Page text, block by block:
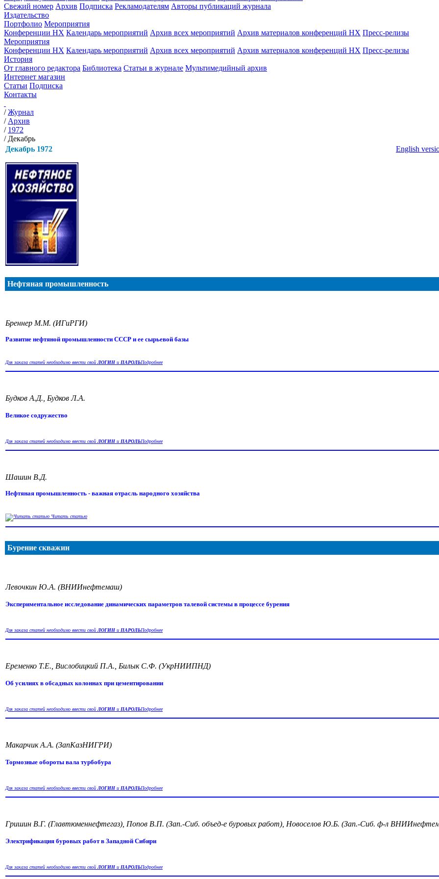
Свежий номер Архив Подписка Рекламодателям Авторы публикаций журнала
Издательство
Портфолио Мероприятия
Конференции НХ Календарь мероприятий Архив всех мероприятий Архив материалов конференций НХ Пресс-релизы
Мероприятия
Конференции НХ Календарь мероприятий Архив всех мероприятий Архив материалов конференций НХ Пресс-релизы
История
От главного редактора Библиотека Статьи в журнале Мультимедийный архив
Интернет магазин
Статьи Подписка
Контакты
/Журнал
/ Архив
/ 1972
/ Декабрь
Декабрь 1972
English
Нефтяная промышленность
Бреннер М.М. (ИГиРГИ)
Развитие нефтяной промышленности СССР и ее сырьевой базы
Для заказа статей необходимо ввести свойЛОГИН и ПАРОЛЬПодробнее
Будков А.Д., Будков Л.А.
Великое содружество
Для заказа статей необходимо ввести свойЛОГИН и ПАРОЛЬПодробнее
Шашин В.Д.
Нефтяная промышленность - важная отрасль народного хозяйства
Читать статью
Бурение скважин
Левочкин Ю.А. (ВНИИнефтемаш)
Экспериментальное исследование динамических параметров талевой системы в процессе бурения
Для заказа статей необходимо ввести свойЛОГИН и ПАРОЛЬПодробнее
Еременко Т.Е., Вислобицкий П.А., Билык С.Ф. (УкрНИИПНД)
Об усилиях в обсадных колоннах при цементировании
Для заказа статей необходимо ввести свойЛОГИН и ПАРОЛЬПодробнее
Макарчик А.А. (ЗапКазНИГРИ)
Тормозные обороты вала турбобура
Для заказа статей необходимо ввести свойЛОГИН и ПАРОЛЬПодробнее
Гришин В.Г. (Главтюменнефтегаз), Попов В.П. (Зап.-Сиб. объед-е буровых работ), Новоселов Ю.Б. (Зап.-Сиб. ф-л
Электрификация буровых работ в Западной Сибири
Для заказа статей необходимо ввести свойЛОГИН и ПАРОЛЬПодробнее